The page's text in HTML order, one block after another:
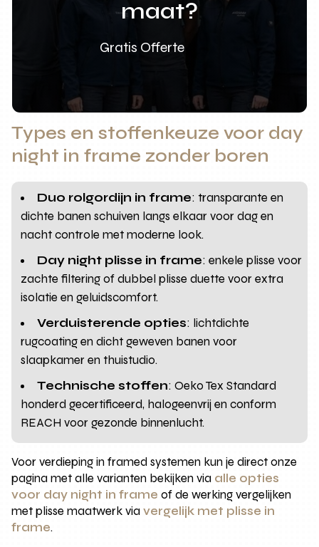
maat?
Gratis Offerte
Types en stoffenkeuze voor day
night in frame zonder boren
Duo rolgordijn in frame: transparante en
dichte banen schuiven langs elkaar voor dag en
nacht controle met moderne look.
Day night plisse in frame: enkele plisse voor
zachte filtering of dubbel plisse duette voor extra
isolatie en geluidscomfort.
Verduisterende opties: lichtdichte
rugcoating en dicht geweven banen voor
slaapkamer en thuistudio.
Technische stoffen: Oeko Tex Standard
honderd gecertificeerd, halogeenvrij en conform
REACH voor gezonde binnenlucht.
Voor verdieping in framed systemen kun je direct onze
pagina met alle varianten bekijken via alle opties
voor day night in frame of de werking vergelijken
met plisse maatwerk viavergelijk met plisse in
frame.